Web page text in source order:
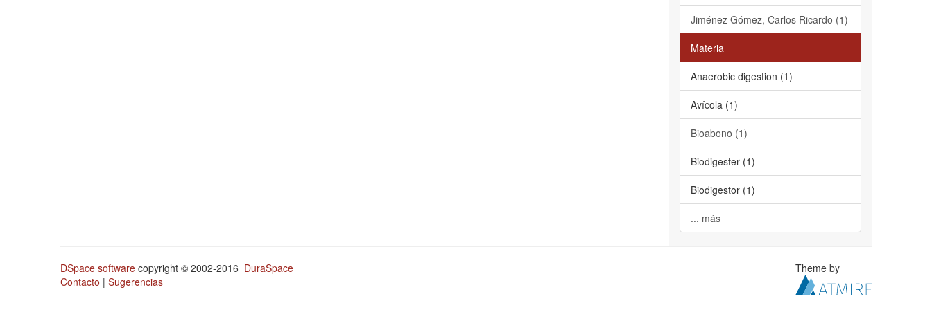
Jiménez Gómez, Carlos Ricardo (1)
Materia
Anaerobic digestion (1)
Avícola (1)
Bioabono (1)
Biodigester (1)
Biodigestor (1)
... más
DSpace software copyright © 2002-2016 DuraSpace
Contacto | Sugerencias
Theme by